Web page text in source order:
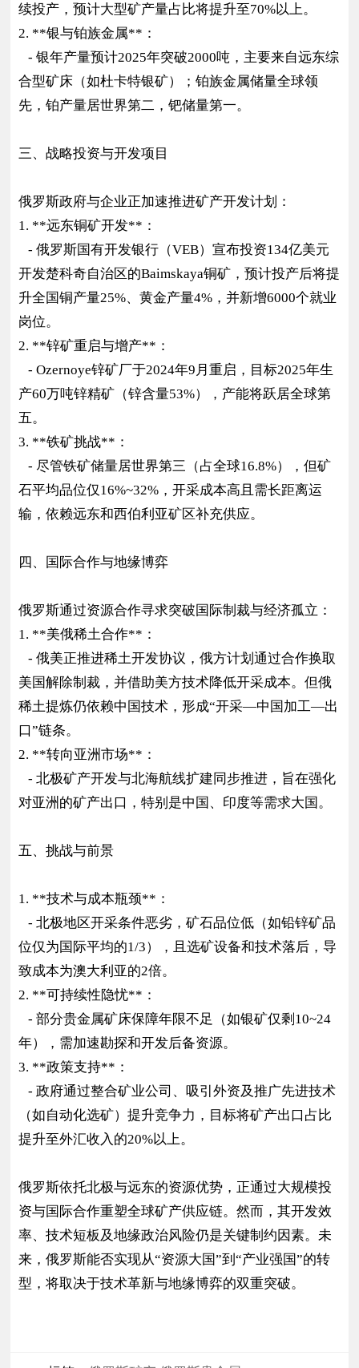
续投产，预计大型矿产量占比将提升至70%以上。
2. **银与铂族金属**：
- 银年产量预计2025年突破2000吨，主要来自远东综
合型矿床（如杜卡特银矿）；铂族金属储量全球领
先，铂产量居世界第二，钯储量第一。
三、战略投资与开发项目
俄罗斯政府与企业正加速推进矿产开发计划：
1. **远东铜矿开发**：
- 俄罗斯国有开发银行（VEB）宣布投资134亿美元
开发楚科奇自治区的Baimskaya铜矿，预计投产后将提
升全国铜产量25%、黄金产量4%，并新增6000个就业
岗位。
2. **锌矿重启与增产**：
- Ozernoye锌矿厂于2024年9月重启，目标2025年生
产60万吨锌精矿（锌含量53%），产能将跃居全球第
五。
3. **铁矿挑战**：
- 尽管铁矿储量居世界第三（占全球16.8%），但矿
石平均品位仅16%~32%，开采成本高且需长距离运
输，依赖远东和西伯利亚矿区补充供应。
四、国际合作与地缘博弈
俄罗斯通过资源合作寻求突破国际制裁与经济孤立：
1. **美俄稀土合作**：
- 俄美正推进稀土开发协议，俄方计划通过合作换取
美国解除制裁，并借助美方技术降低开采成本。但俄
稀土提炼仍依赖中国技术，形成“开采—中国加工—出
口”链条。
2. **转向亚洲市场**：
- 北极矿产开发与北海航线扩建同步推进，旨在强化
对亚洲的矿产出口，特别是中国、印度等需求大国。
五、挑战与前景
1. **技术与成本瓶颈**：
- 北极地区开采条件恶劣，矿石品位低（如铅锌矿品
位仅为国际平均的1/3），且选矿设备和技术落后，导
致成本为澳大利亚的2倍。
2. **可持续性隐忧**：
- 部分贵金属矿床保障年限不足（如银矿仅剩10~24
年），需加速勘探和开发后备资源。
3. **政策支持**：
- 政府通过整合矿业公司、吸引外资及推广先进技术
（如自动化选矿）提升竞争力，目标将矿产出口占比
提升至外汇收入的20%以上。
俄罗斯依托北极与远东的资源优势，正通过大规模投
资与国际合作重塑全球矿产供应链。然而，其开发效
率、技术短板及地缘政治风险仍是关键制约因素。未
来，俄罗斯能否实现从“资源大国”到“产业强国”的转
型，将取决于技术革新与地缘博弈的双重突破。